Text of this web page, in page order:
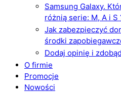
Samsung Galaxy.
różnią serie: M, A i S
Jak zabezpieczyć
środki
Dodaj opinię i
O firmie
Promocje
Nowości